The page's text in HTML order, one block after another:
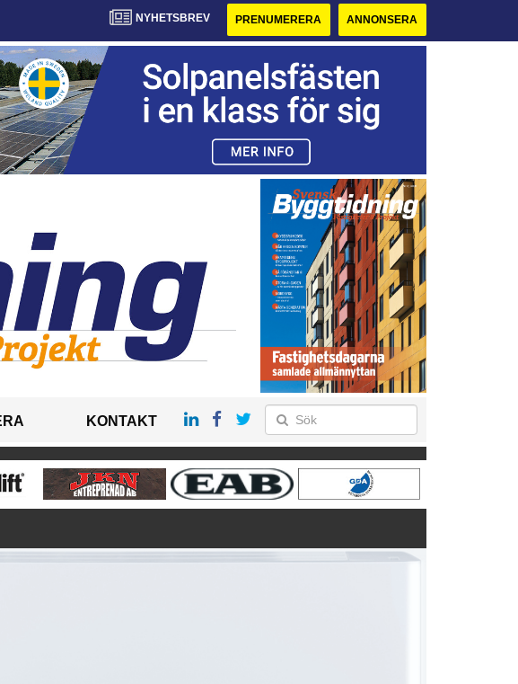
NYHETSBREV PRENUMERERA ANNONSERA
KONTAKT